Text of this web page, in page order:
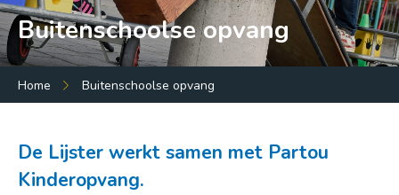
Menu:
Over de school
Onderwijsconcept
Buitenschoolse opvang
Home Buitenschoolse opvang
De Lijster werkt samen met Partou
Kinderopvang.